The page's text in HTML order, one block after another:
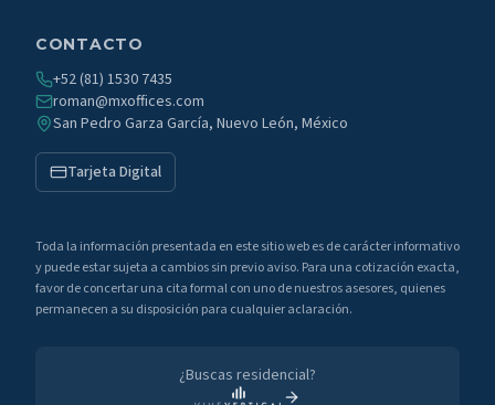
CONTACTO
+52 (81) 1530 7435
roman@mxoffices.com
San Pedro Garza García, Nuevo León, México
Tarjeta Digital
Toda la información presentada en este sitio web es de carácter informativo
y puede estar sujeta a cambios sin previo aviso. Para una cotización exacta,
favor de concertar una cita formal con uno de nuestros asesores, quienes
permanecen a su disposición para cualquier aclaración.
¿Buscas residencial?